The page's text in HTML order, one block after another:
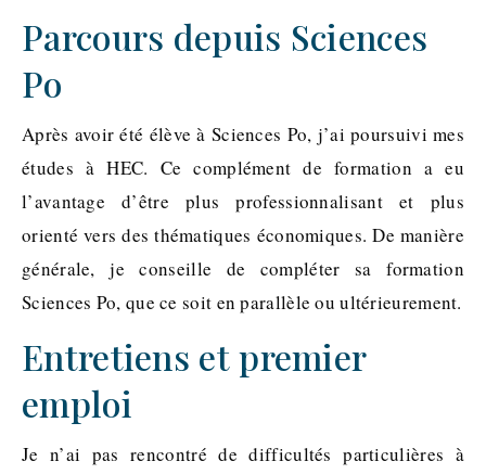
Parcours depuis Sciences
Po
Après avoir été élève à Sciences Po, j’ai poursuivi mes
études à HEC. Ce complément de formation a eu
l’avantage d’être plus professionnalisant et plus
orienté vers des thématiques économiques. De manière
générale, je conseille de compléter sa formation
Sciences Po, que ce soit en parallèle ou ultérieurement.
Entretiens et premier
emploi
Je n’ai pas rencontré de difficultés particulières à